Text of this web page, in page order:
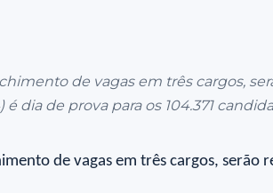
de vagas em três cargos,
dia de prova para os 104.371
de vagas em três cargos, serão